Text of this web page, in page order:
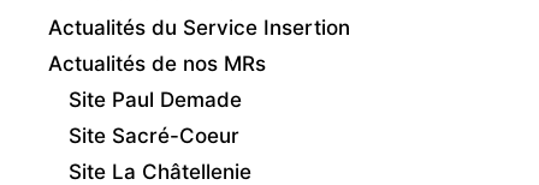
Actualités du Service Insertion
Actualités de nos MRs
Site Paul Demade
Site Sacré-Coeur
Site La Châtellenie